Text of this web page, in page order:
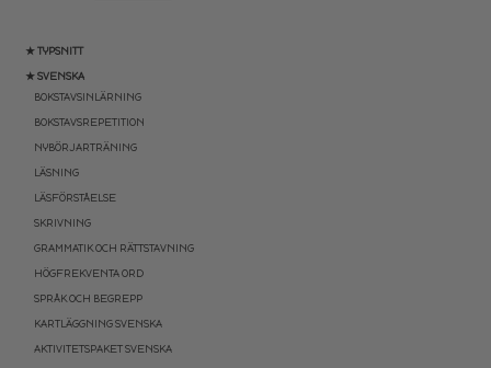
★ TYPSNITT
★ SVENSKA
BOKSTAVSINLÄRNING
BOKSTAVSREPETITION
NYBÖRJARTRÄNING
LÄSNING
LÄSFÖRSTÅELSE
SKRIVNING
GRAMMATIK OCH RÄTTSTAVNING
HÖGFREKVENTA ORD
SPRÅK OCH BEGREPP
KARTLÄGGNING SVENSKA
AKTIVITETSPAKET SVENSKA